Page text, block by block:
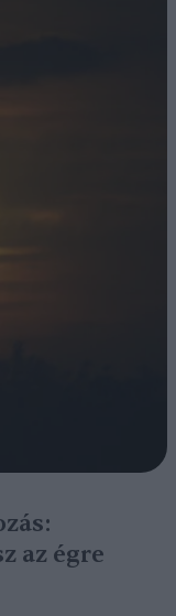
az égre